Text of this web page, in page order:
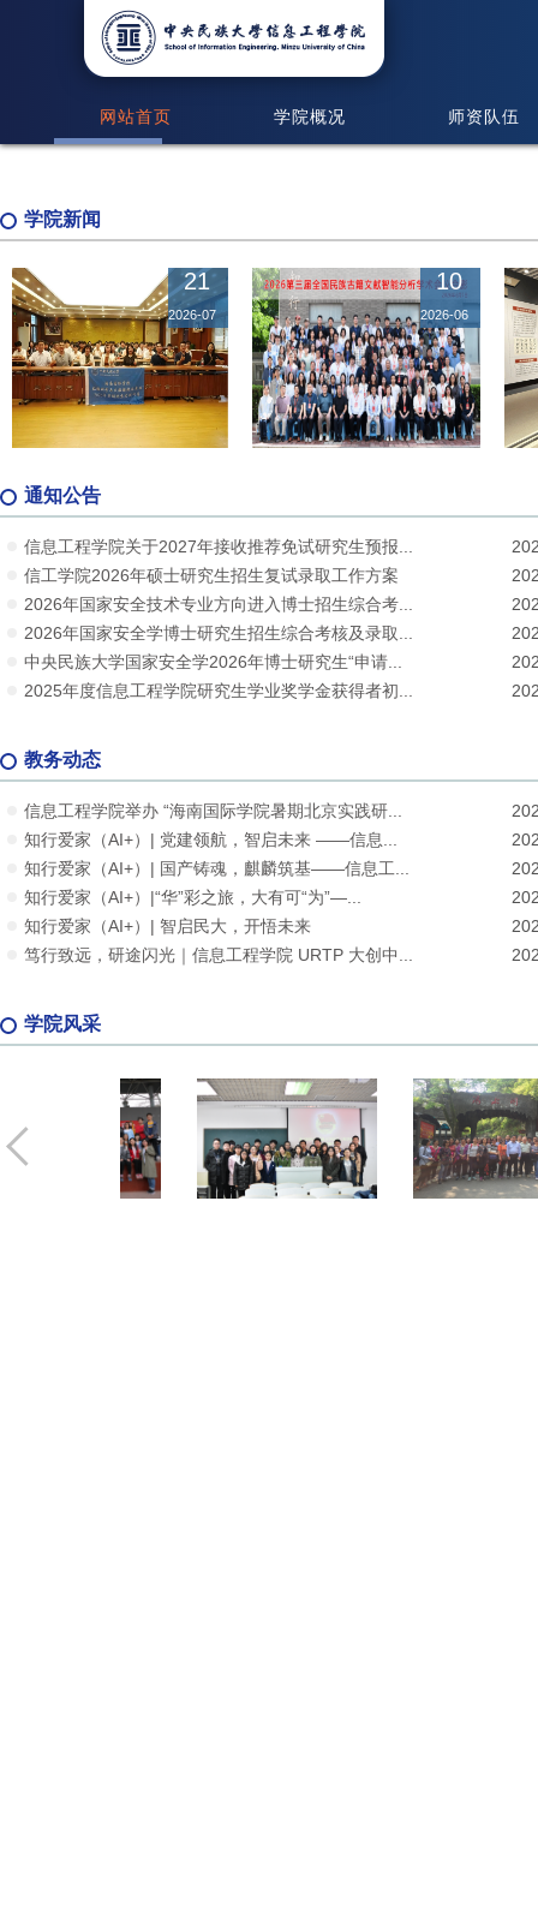
网站首页 学院概况 师资队伍
学院新闻
2026-07
21 信息工程学院举办 “海南国际学院暑...
详细内容>
2026-06
10
通知公告
信息工程学院关于2027年接收推荐免试研究生预报...
信工学院2026年硕士研究生招生复试录取工作方案
2026年国家安全技术专业方向进入博士招生综合考...
2026年国家安全学博士研究生招生综合考核及录取...
中央民族大学国家安全学2026年博士研究生“申请...
2025年度信息工程学院研究生学业奖学金获得者初...
教务动态
信息工程学院举办 “海南国际学院暑期北京实践研...
知行爱家（AI+）| 党建领航，智启未来 ——信息...
知行爱家（AI+）| 国产铸魂，麒麟筑基——信息工...
知行爱家（AI+）|“华”彩之旅，大有可“为”—...
知行爱家（AI+）| 智启民大，开悟未来
笃行致远，研途闪光｜信息工程学院 URTP 大创中...
学院风采